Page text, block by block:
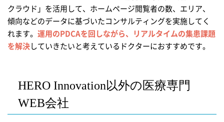
クラウド」を活用して、ホームページ閲覧者の数、エリア、
傾向などのデータに基づいたコンサルティングを実施してく
れます。 運用のPDCAを回しながら、リアルタイムの集患課題
を解決していきたいと考えているドクターにおすすめです。
HERO Innovation以外の医療専門
WEB会社